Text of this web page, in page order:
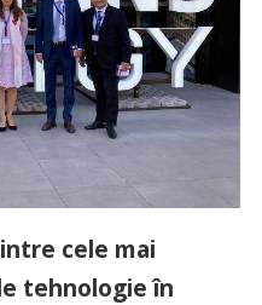
cele mai
tehnologie în